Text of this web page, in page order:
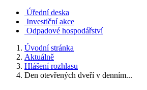
Úřední deska
Investiční akce
Odpadové hospodářství
Úvodní stránka
Aktuálně
Hlášení rozhlasu
Den otevřených dveří v denním...